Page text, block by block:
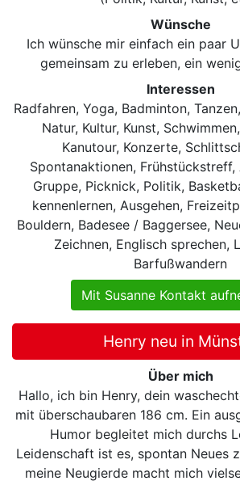
Wünsche
Ich wünsche mir einfach ein paar
gemeinsam zu erleben, ein
Interessen
Radfahren, Yoga, Badminton,
Natur, Kultur, Kunst,
Kanutour, Konzerte,
Spontanaktionen,
Gruppe, Picknick, Politik,
kennenlernen, Ausgehen,
Bouldern, Badesee / Baggersee,
Zeichnen, Englisch sprechen,
Barfußwandern
Mit Susanne Kontakt
Henry neu in
Über mich
Hallo, ich bin Henry, dein
mit überschaubaren 186 cm. Ein
Humor begleitet mich durchs
Leidenschaft ist es, spontan Neues
meine Neugierde macht mich